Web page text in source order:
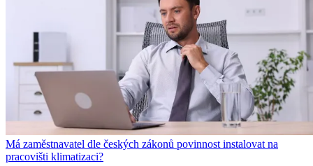
Má zaměstnavatel dle českých zákonů povinnost instalovat na
pracovišti klimatizaci?